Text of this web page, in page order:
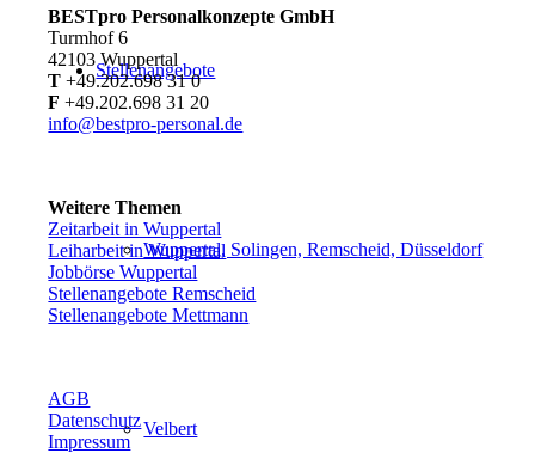
Stellenangebote
Wuppertal, Solingen, Remscheid, Düsseldorf
Velbert
BESTpro Personalkonzepte GmbH
Turmhof 6
42103 Wuppertal
T +49.202.698 31 0
F +49.202.698 31 20
info@bestpro-personal.de
Weitere Themen
Zeitarbeit in Wuppertal
Leiharbeit in Wuppertal
Jobbörse Wuppertal
Stellenangebote Remscheid
Stellenangebote Mettmann
AGB
Datenschutz
Impressum